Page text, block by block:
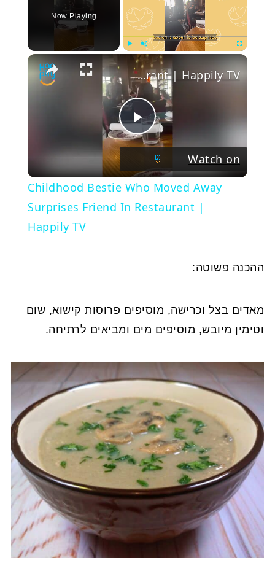
Play Unmute
Now Playing
Play
Video
Childhood Bestie Who Moved Away Surprises Friend In Restaurant | Happily TV
Watch on
Childhood Bestie Who Moved Away
Surprises Friend In Restaurant |
Happily TV
ההכנה פשוטה:
מאדים בצל וכרישה, מוסיפים פרוסות קישוא, שום
וטימין מיובש, מוסיפים מים ומביאים לרתיחה.